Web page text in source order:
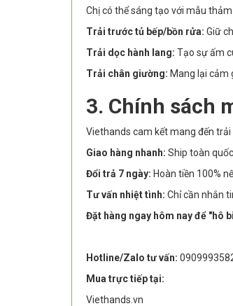
Chị có thể sáng tạo với mẫu
Trải trước tủ bếp/bồn rửa: Giữ
Trải dọc hành lang: Tạo sự ấm
Trải chân giường: Mang lại cảm
3. Chính sách
Viethands cam kết mang đến
Giao hàng nhanh: Ship toàn
Đổi trả 7 ngày: Hoàn tiền 100%
Tư vấn nhiệt tình: Chỉ cần nhắn
Đặt hàng ngay hôm nay để "hô
Hotline/Zalo tư vấn:
Mua trực tiếp tại:
Viethands.vn